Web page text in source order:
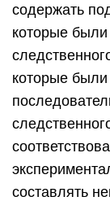
содержать
которые
которые
составлять